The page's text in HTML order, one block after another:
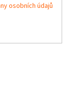
osobních údajů